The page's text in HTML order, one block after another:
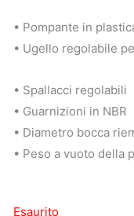
• Pompante in
• Ugello regolabile
• Spallacci regolabili
• Guarnizioni in NBR
• Diametro bocca
• Peso a vuoto della
Esaurito